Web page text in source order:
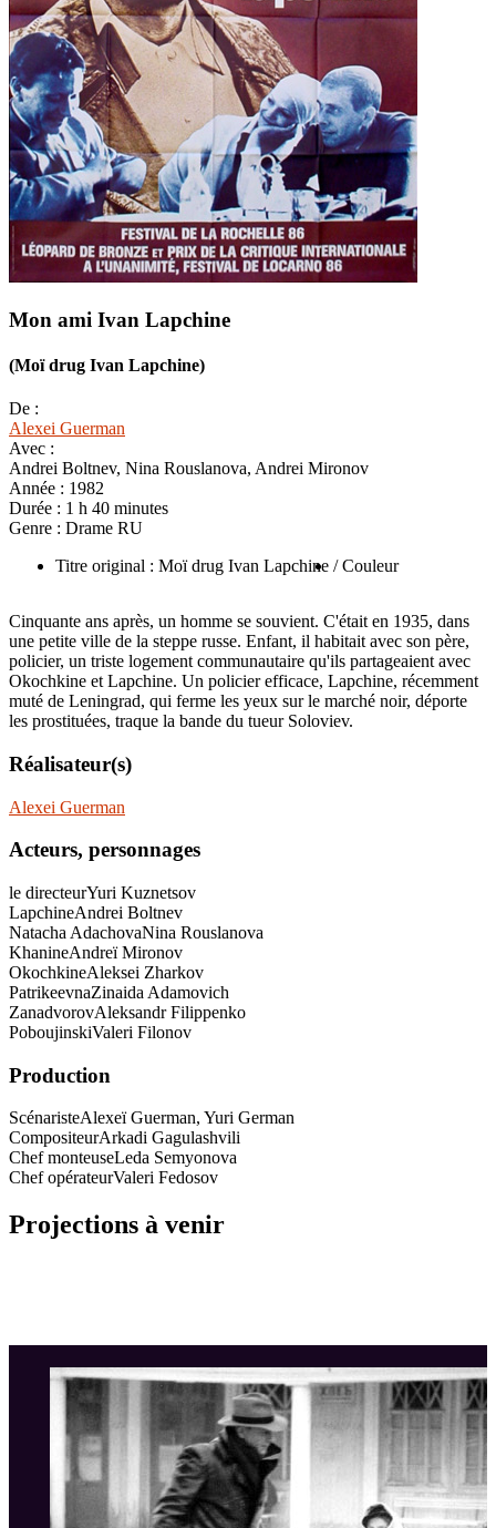
Mon ami Ivan Lapchine
(Moï drug Ivan Lapchine)
De :
Alexei Guerman
Avec :
Andrei Boltnev, Nina Rouslanova, Andrei Mironov
Année : 1982
Durée : 1 h 40 minutes
Genre : Drame RU
Titre original : Moï drug Ivan Lapchine / Couleur
Cinquante ans après, un homme se souvient. C'était en 1935, dans
une petite ville de la steppe russe. Enfant, il habitait avec son père,
policier, un triste logement communautaire qu'ils partageaient avec
Okochkine et Lapchine. Un policier efficace, Lapchine, récemment
muté de Leningrad, qui ferme les yeux sur le marché noir, déporte
les prostituées, traque la bande du tueur Soloviev.
Réalisateur(s)
Alexei Guerman
Acteurs, personnages
le directeurYuri Kuznetsov
LapchineAndrei Boltnev
Natacha AdachovaNina Rouslanova
KhanineAndreï Mironov
OkochkineAleksei Zharkov
PatrikeevnaZinaida Adamovich
ZanadvorovAleksandr Filippenko
PoboujinskiValeri Filonov
Production
ScénaristeAlexeï Guerman, Yuri German
CompositeurArkadi Gagulashvili
Chef monteuseLeda Semyonova
Chef opérateurValeri Fedosov
Projections à venir